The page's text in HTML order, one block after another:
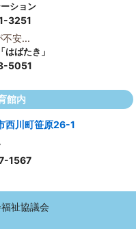
ション
3251
不安...
ばたき」
5051
館内
西川町笹原26-1
1567
祉協議会